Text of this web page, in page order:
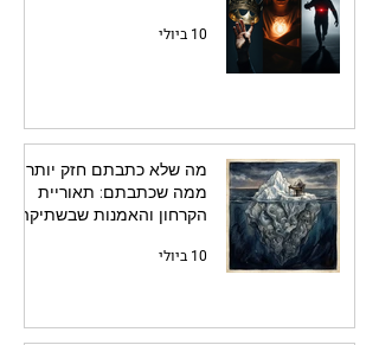
10 ביולי
מה שלא כתבתם חזק יותר
ממה שכתבתם: תאוריית
הקרחון והאמנות שבשתיקה
10 ביולי